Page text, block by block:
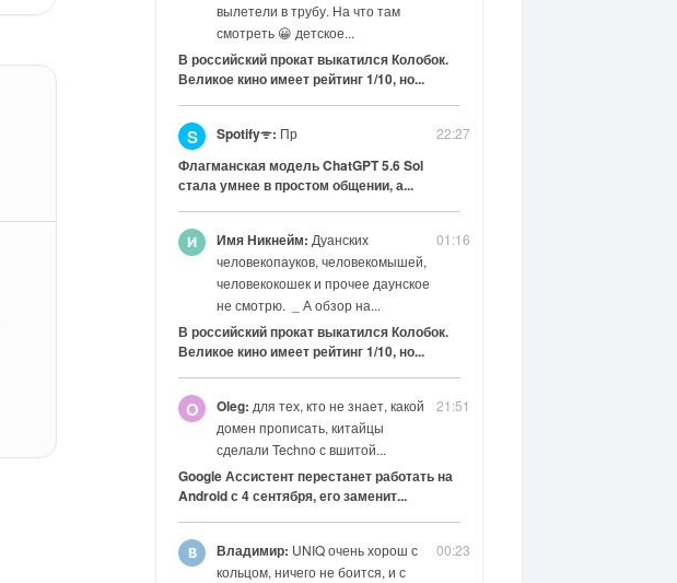
вылетели в трубу. На что там
смотреть 😀 детское...
В российский прокат выкатился Колобок.
Великое кино имеет рейтинг 1/10, но...
22:27
S Spotifyᯤ: Пр
Флагманская модель ChatGPT 5.6 Sol
стала умнее в простом общении, а...
01:16
Имя Никнейм: Дуанских
человекопауков, человекомышей,
человекокошек и прочее даунское
не смотрю. _ А обзор на...
В российский прокат выкатился Колобок.
Великое кино имеет рейтинг 1/10, но...
21:51
O Oleg: для тех, кто не знает, какой
домен прописать, китайцы
сделали Techno с вшитой...
Google Ассистент перестанет работать на
Android с 4 сентября, его заменит...
00:23
Владимир: UNIQ очень хорош с
кольцом, ничего не боится, и с